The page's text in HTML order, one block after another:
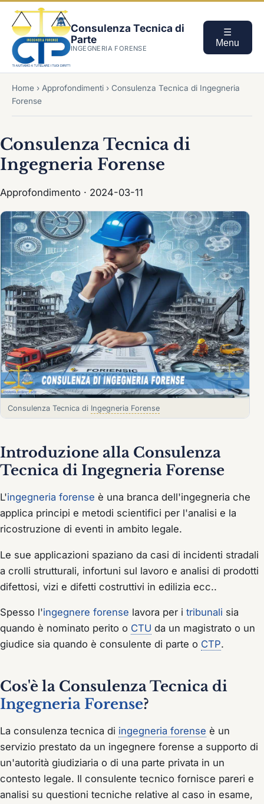
Consulenza Tecnica di
Parte
INGEGNERIA FORENSE
☰
Menu
Home › Approfondimenti › Consulenza Tecnica di Ingegneria
Forense
Consulenza Tecnica di
Ingegneria Forense
Approfondimento · 2024-03-11
Consulenza Tecnica di Ingegneria Forense
Introduzione alla Consulenza
Tecnica di Ingegneria Forense
L'ingegneria forense è una branca dell'ingegneria che
applica principi e metodi scientifici per l'analisi e la
ricostruzione di eventi in ambito legale.
Le sue applicazioni spaziano da casi di incidenti stradali
a crolli strutturali, infortuni sul lavoro e analisi di prodotti
difettosi, vizi e difetti costruttivi in edilizia ecc..
Spesso l'ingegnere forense lavora per i tribunali sia
quando è nominato perito o CTU da un magistrato o un
giudice sia quando è consulente di parte o CTP.
Cos'è la Consulenza Tecnica di
Ingegneria Forense?
La consulenza tecnica di ingegneria forense è un
servizio prestato da un ingegnere forense a supporto di
un'autorità giudiziaria o di una parte privata in un
contesto legale. Il consulente tecnico fornisce pareri e
analisi su questioni tecniche relative al caso in esame,